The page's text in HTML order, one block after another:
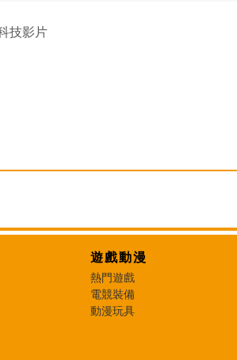
技影片
遊戲動漫
熱門遊戲
電競裝備
動漫玩具